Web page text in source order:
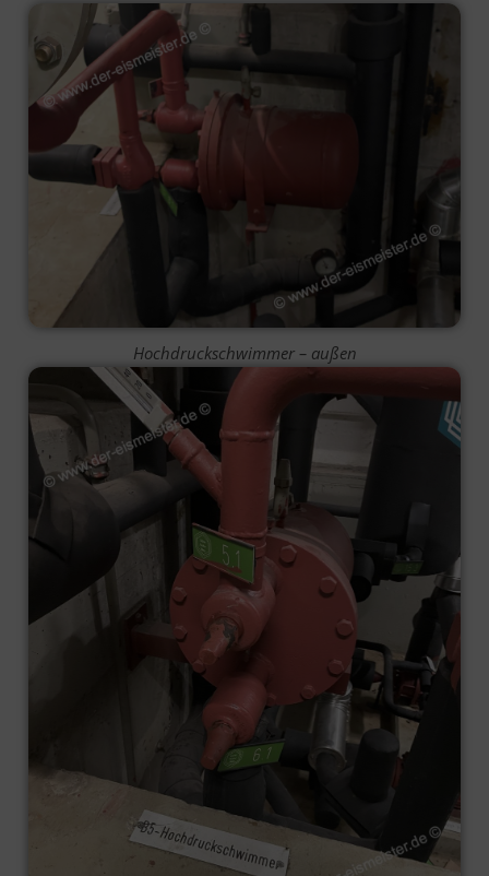
Hochdruckschwimmer – außen